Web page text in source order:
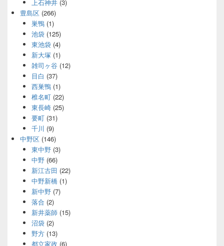
上石神井(3)
豊島区 (266)
巣鴨(1)
池袋(125)
東池袋(4)
新大塚(1)
雑司ヶ谷(12)
目白 (37)
西巣鴨(1)
椎名町(22)
東長崎(25)
要町(31)
千川 (9)
中野区 (146)
東中野(3)
中野(66)
新江古田 (22)
中野新橋(1)
新中野(7)
落合(2)
新井薬師(15)
沼袋(2)
野方(13)
都立家政 (6)